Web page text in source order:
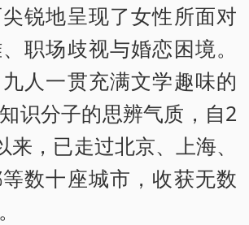
锐地呈现了女性所面对
职场歧视与婚恋困境。
人一贯充满文学趣味的
识分子的思辨气质，自2
来，已走过北京、上海、
数十座城市，收获无数